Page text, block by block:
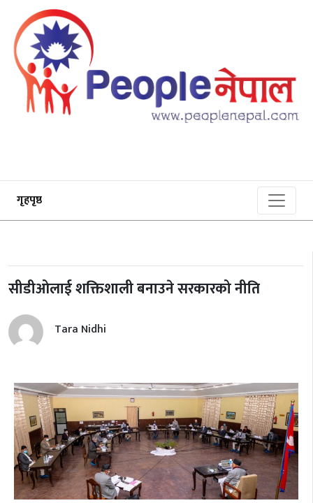
गृहपृष्ठ
सीडीओलाई शक्तिशाली बनाउने सरकारको नीति
Tara Nidhi